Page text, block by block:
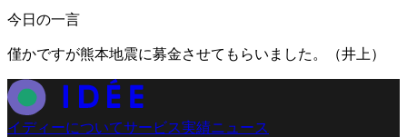
今日の一言
僅かですが熊本地震に募金させてもらいました。
（井上 ）
イディーについてサービス実績ニュース